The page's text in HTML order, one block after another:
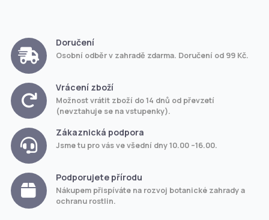
Doručení
Osobní odběr v zahradě zdarma. Doručení od 99 Kč.
Vrácení zboží
Možnost vrátit zboží do 14 dnů od převzetí
(nevztahuje se na vstupenky).
Zákaznická podpora
Jsme tu pro vás ve všední dny 10.00 –16.00.
Podporujete přírodu
Nákupem přispíváte na rozvoj botanické zahrady a
ochranu rostlin.